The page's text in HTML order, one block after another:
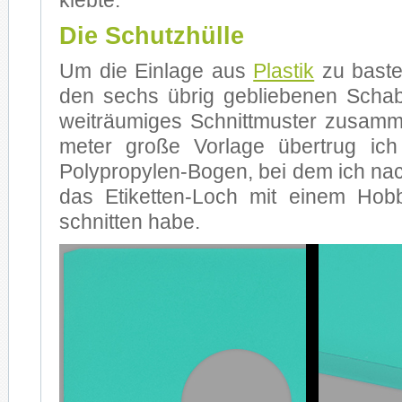
Die Schutzhülle
Um die Ein­la­ge aus Plas­tik zu
den sechs üb­rig ge­blie­be­nen
weit­räu­mi­ges Schnitt­mus­ter
me­ter gro­ße Vor­la­ge über­trug
Polypropylen-Bogen, bei dem ich
das Etiketten-Loch mit ei­nem
schnit­ten habe.